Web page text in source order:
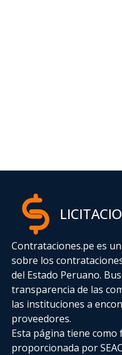
Contrataciones.pe es
sobre los
del Estado Peruano.
transparencia de las
las instituciones a
proveedores.
Esta página tiene
proporcionada por